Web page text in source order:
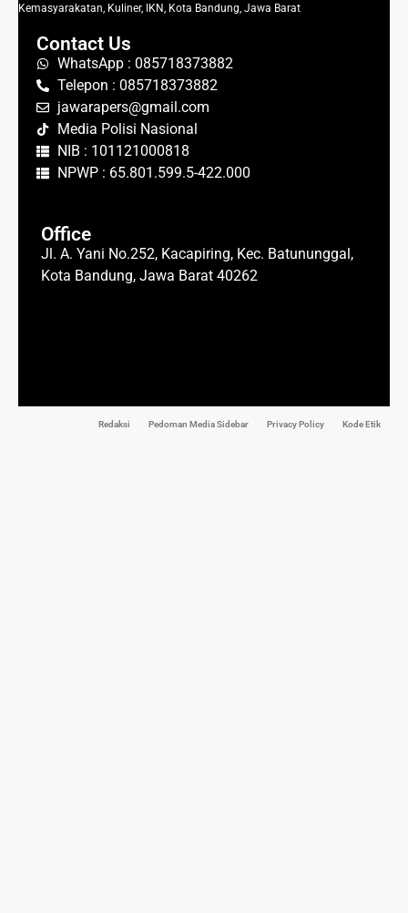
Kemasyarakatan, Kuliner, IKN, Kota Bandung, Jawa Barat
Contact Us
WhatsApp : 085718373882
Telepon : 085718373882
jawarapers@gmail.com
Media Polisi Nasional
NIB : 101121000818
NPWP : 65.801.599.5-422.000
Office
Jl. A. Yani No.252, Kacapiring, Kec. Batununggal,
Kota Bandung, Jawa Barat 40262
Redaksi Pedoman Media Sidebar Privacy Policy Kode Etik